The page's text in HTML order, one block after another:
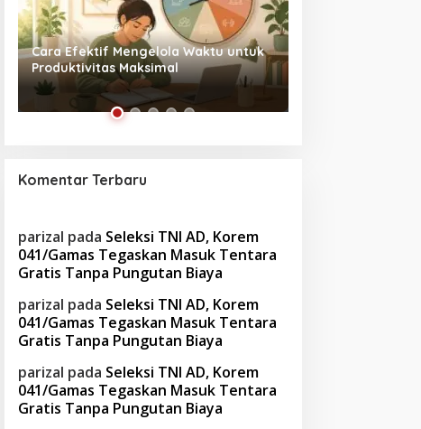
Tanpa Skrip, Penuh Interaksi:
‘Beghusik Ghumah Nggi’ Hadirkan
Ruang Digital Seperti Rumah Sendiri
Komentar Terbaru
parizal pada Seleksi TNI AD, Korem
041/Gamas Tegaskan Masuk Tentara
Gratis Tanpa Pungutan Biaya
parizal pada Seleksi TNI AD, Korem
041/Gamas Tegaskan Masuk Tentara
Gratis Tanpa Pungutan Biaya
parizal pada Seleksi TNI AD, Korem
041/Gamas Tegaskan Masuk Tentara
Gratis Tanpa Pungutan Biaya